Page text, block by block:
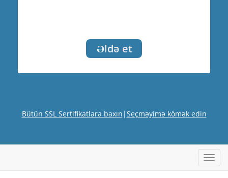
Əldə et
Bütün SSL Sertifikatlara baxın |Seçməyimə kömək edin
keçid